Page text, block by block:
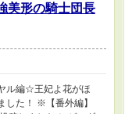
美形の騎士団長
ル編☆王妃よ花がほ
した！ ※【番外編】